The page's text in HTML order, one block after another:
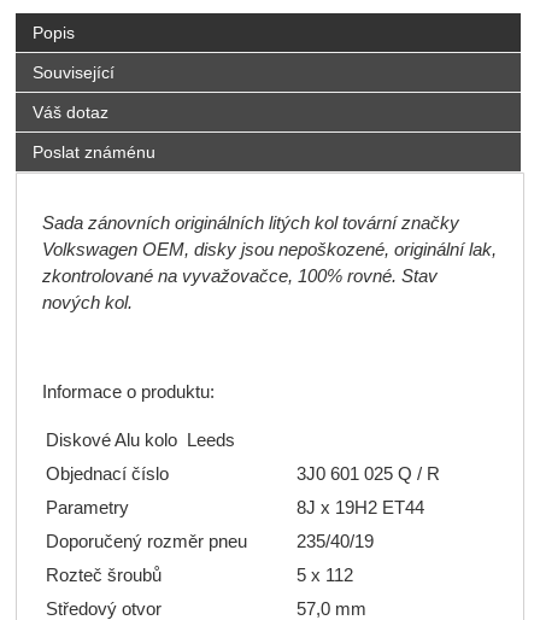
Popis
Související
Váš dotaz
Poslat známénu
Sada zánovních originálních litých kol tovární značky
Volkswagen OEM, disky jsou nepoškozené, originální lak,
zkontrolované na vyvažovačce, 100% rovné. Stav
nových kol.
Informace o produktu:
Diskové Alu kolo Leeds
Objednací číslo
3J0 601 025 Q / R
Parametry
8J x 19H2 ET44
Doporučený rozměr pneu
235/40/19
Rozteč šroubů
5 x 112
Středový otvor
57,0 mm